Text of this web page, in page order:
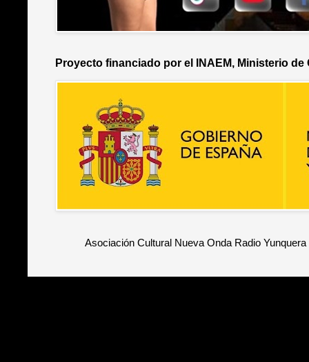
Proyecto financiado por el INAEM, Ministerio de
Asociación Cultural Nueva Onda Radio